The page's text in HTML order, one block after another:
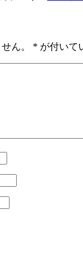
ん。 * が付いて